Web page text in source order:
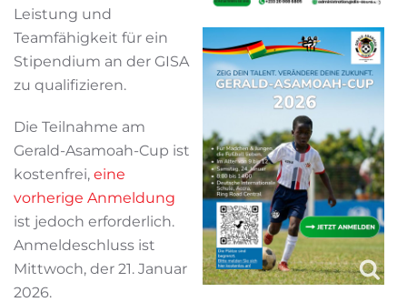
Leistung und
Teamfähigkeit für ein
Stipendium an der GISA
zu qualifizieren.
Die Teilnahme am
Gerald-Asamoah-Cup ist
kostenfrei, eine
vorherige Anmeldung
ist jedoch erforderlich.
Anmeldeschluss ist
Mittwoch, der 21. Januar
2026.